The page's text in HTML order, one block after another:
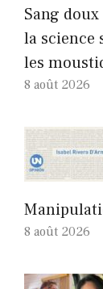
Sang
la science
les
8 août 2026
8 août 2026